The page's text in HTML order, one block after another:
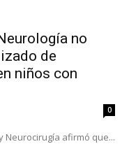
no
de
niños con
0
Neurocirugía afirmó que...